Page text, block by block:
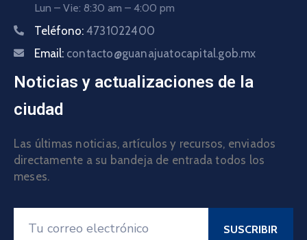
Lun – Vie: 8:30 am – 4:00 pm
Teléfono: 4731022400
Email: contacto@guanajuatocapital.gob.mx
Noticias y actualizaciones de la
ciudad
Las últimas noticias, artículos y recursos, enviados
directamente a su bandeja de entrada todos los
meses.